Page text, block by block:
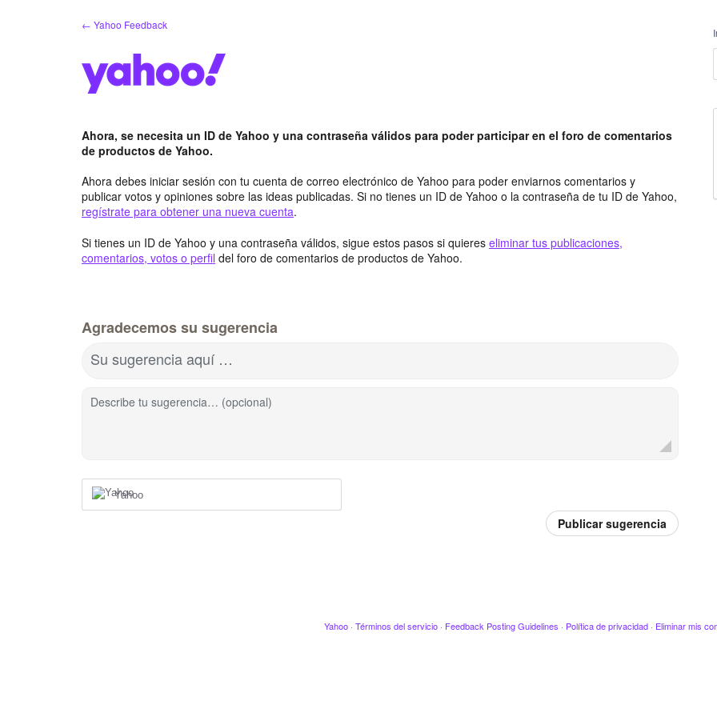
← Yahoo Feedback
Ahora, se necesita un ID de Yahoo y una contraseña válidos para poder participar en el foro de comentarios
de productos de Yahoo.
Ahora debes iniciar sesión con tu cuenta de correo electrónico de Yahoo para poder enviarnos comentarios y
publicar votos y opiniones sobre las ideas publicadas. Si no tienes un ID de Yahoo o la contraseña de tu ID de Yahoo,
regístrate para obtener una nueva cuenta.
Si tienes un ID de Yahoo y una contraseña válidos, sigue estos pasos si quieres eliminar tus publicaciones,
comentarios, votos o perfil del foro de comentarios de productos de Yahoo.
Agradecemos su sugerencia
Su sugerencia aquí …
Describe tu sugerencia… (opcional)
Yahoo
Publicar sugerencia
Yahoo · Términos del servicio · Feedback Posting Guidelines · Política de privacidad · Eliminar mis